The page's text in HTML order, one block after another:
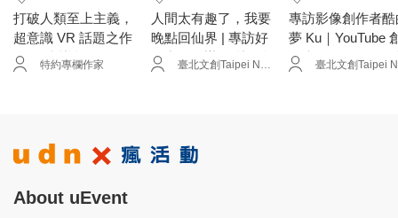
打破人類至上主義，
超意識 VR 話題之作
──《意識超展開》
導演 Adrian Meyer
特約專欄作家
人間太有趣了，我要
晚點回仙界 | 專訪好
仙出品創辦人 林佳齡
Misc
臺北文創Taipei New Horizon
專訪影像創作者酷
夢 Ku｜YouTube
作走向節目化，勇
冒險才能破圈
About uEvent